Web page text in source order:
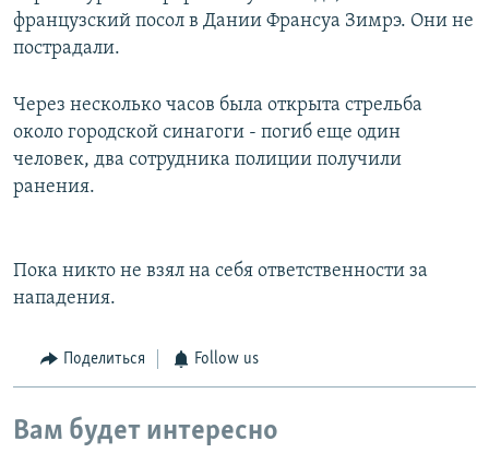
французский посол в Дании Франсуа Зимрэ. Они не
пострадали.
Через несколько часов была открыта стрельба
около городской синагоги - погиб еще один
человек, два сотрудника полиции получили
ранения.
Пока никто не взял на себя ответственности за
нападения.
Поделиться Follow us
Вам будет интересно